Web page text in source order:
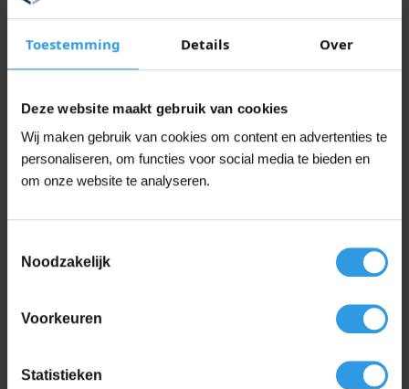
Toestemming Details Over
Deze website maakt gebruik van cookies
Wij maken gebruik van cookies om content en advertenties te
personaliseren, om functies voor social media te bieden en
om onze website te analyseren.
Noodzakelijk
Voorkeuren
Statistieken
Liters 1L, 2.5L, 5L, 10L, 20L
Kleur
Lichtgrijs, Mengkleur, Monumentengroen,
N0.15.10, Q0.05.10, RAL 1023 | Verkeersgeel,
RAL 3020 | Verkeersrood, RAL 5017 |
Verkeersblauw, RAL 6010 | Grasgroen, RAL
7001 | Zilvergrijs, RAL 7015 | Leigrijs, RAL
7016 | Antracietgrijs, RAL 7021 | Zwartgrijs,
| Crèmewit, RAL 9002 | Grijswit, RAL 9003 |
Signaalwit, RAL 9004 | Signaal Zwart, RAL
9005 | Gitzwart, RAL 9010 | Zuiver Wit, RAL
Signaalwit, Venstergrijs, Verkeersblauw,
Verkeersgeel, Verkeersrood, Verkeerswit,